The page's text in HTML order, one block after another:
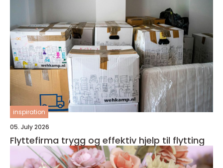
inspiration
05. July 2026
Flyttefirma trygg og effektiv hjelp til flytting